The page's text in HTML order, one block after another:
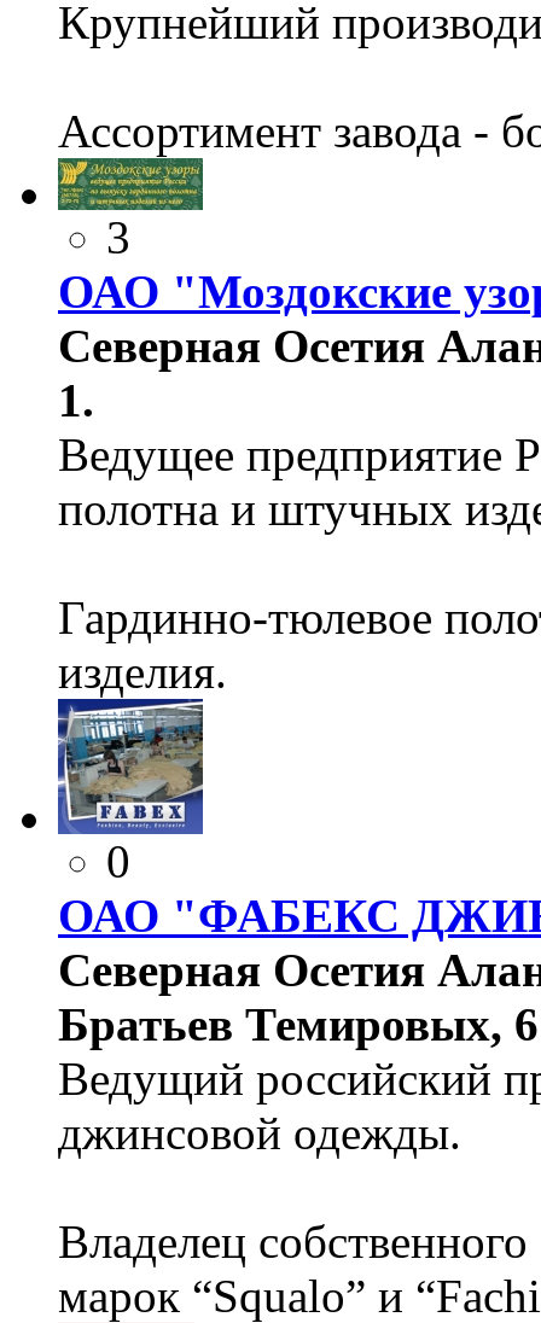
Крупнейший
Ассортимент завода -
3
ОАО "Моздокские
Северная Осетия
1.
Ведущее предприятие
полотна и штучных
Гардинно-тюлевое
изделия.
0
ОАО "ФАБЕКС
Северная Осетия
Братьев Темировых,
Ведущий российский
джинсовой одежды.
Владелец
марок “Squalo” и